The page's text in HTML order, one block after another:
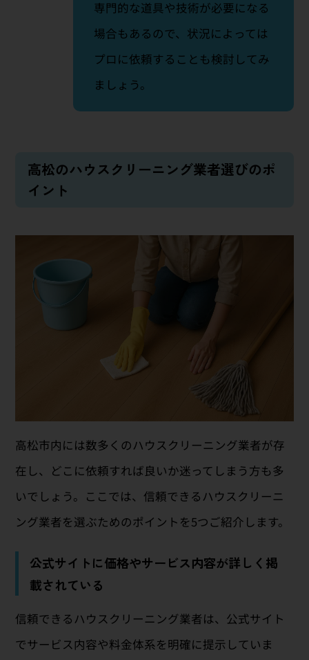
専門的な道具や技術が必要になる
場合もあるので、状況によっては
プロに依頼することも検討してみ
ましょう。
高松のハウスクリーニング業者選びのポ
イント
高松市内には数多くのハウスクリーニング業者が存
在し、どこに依頼すれば良いか迷ってしまう方も多
いでしょう。ここでは、信頼できるハウスクリーニ
ング業者を選ぶためのポイントを5つご紹介します。
公式サイトに価格やサービス内容が詳しく掲
載されている
信頼できるハウスクリーニング業者は、公式サイト
でサービス内容や料金体系を明確に提示していま